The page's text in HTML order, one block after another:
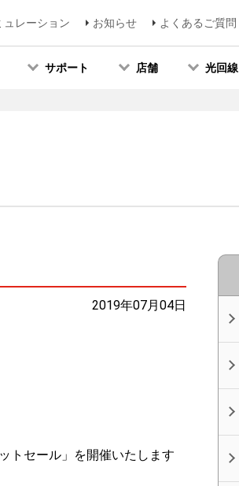
ュレーション お知らせ よくあるご質問
サポート 店舗 光回線
2019年07月04日
トセール」を開催いたします